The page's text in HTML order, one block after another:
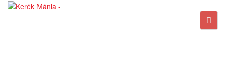
Hamarosan frissítjük 2021-es kerékpár